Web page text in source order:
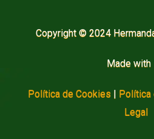
Copyright © 2024
Made with
Política de Cookies | Política
Legal